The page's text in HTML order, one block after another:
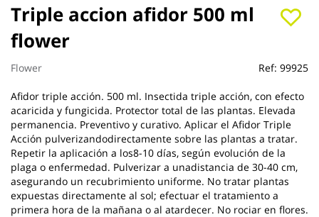
Triple accion afidor 500 ml
flower
Flower Ref: 99925
Afidor triple acción. 500 ml. Insectida triple acción, con efecto
acaricida y fungicida. Protector total de las plantas. Elevada
permanencia. Preventivo y curativo. Aplicar el Afidor Triple
Acción pulverizandodirectamente sobre las plantas a tratar.
Repetir la aplicación a los8-10 días, según evolución de la
plaga o enfermedad. Pulverizar a unadistancia de 30-40 cm,
asegurando un recubrimiento uniforme. No tratar plantas
expuestas directamente al sol; efectuar el tratamiento a
primera hora de la mañana o al atardecer. No rociar en flores.
Saltar
al
comienzo
de
la
de
imágenes